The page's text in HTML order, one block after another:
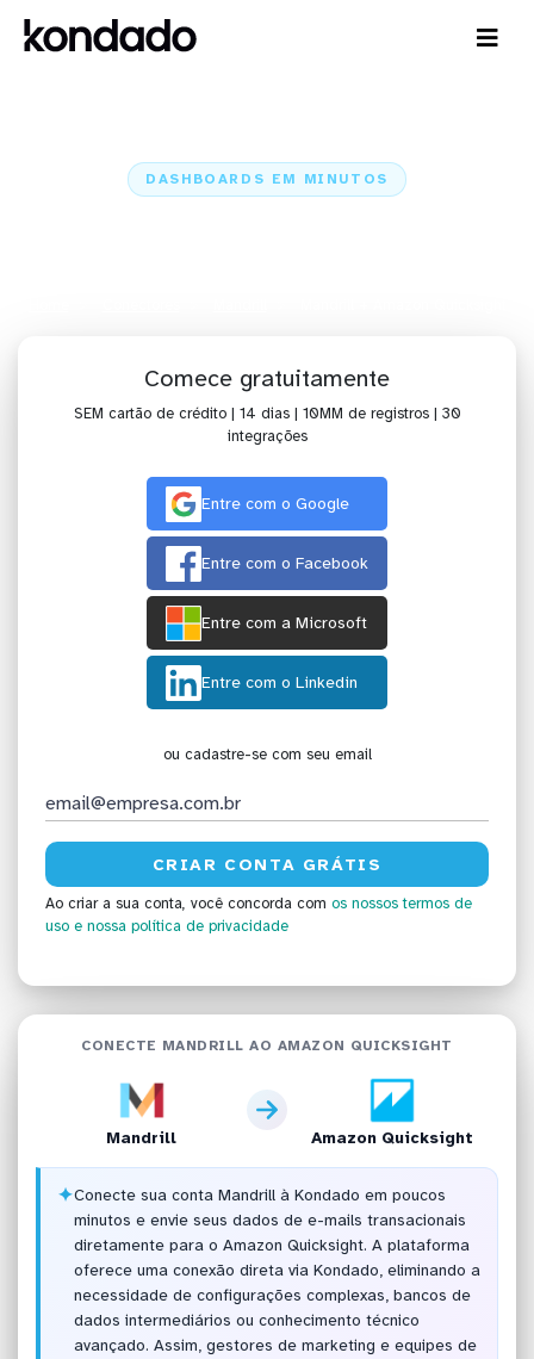
DASHBOARDS EM MINUTOS
Comece gratuitamente
SEM cartão de crédito | 14 dias | 10MM de registros | 30
integrações
Entre com o Google
Entre com o Facebook
Entre com a Microsoft
Entre com o Linkedin
ou cadastre-se com seu email
Ao criar a sua conta, você concorda com os nossos termos de
uso e nossa política de privacidade
CONECTE MANDRILL AO AMAZON QUICKSIGHT
Mandrill Amazon Quicksight
✦Conecte sua conta Mandrill à Kondado em poucos
minutos e envie seus dados de e-mails transacionais
diretamente para o Amazon Quicksight. A plataforma
oferece uma conexão direta via Kondado, eliminando a
necessidade de configurações complexas, bancos de
dados intermediários ou conhecimento técnico
avançado. Assim, gestores de marketing e equipes de